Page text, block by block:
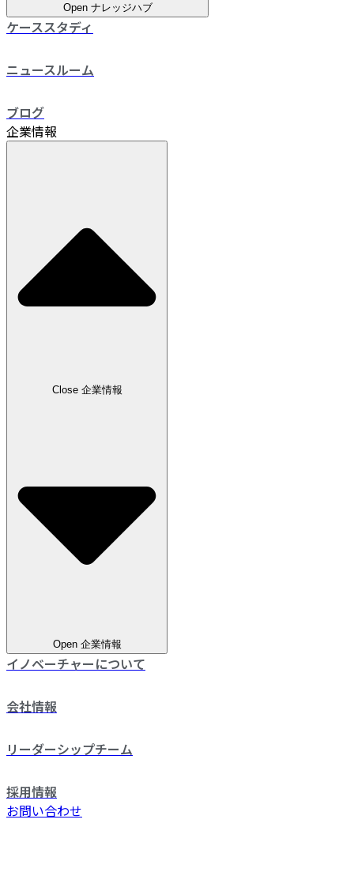
Open ナレッジハブ
ケーススタディ
ニュースルーム
ブログ
企業情報
Close 企業情報
Open 企業情報
イノベーチャーについて
会社情報
リーダーシップチーム
採用情報
お問い合わせ